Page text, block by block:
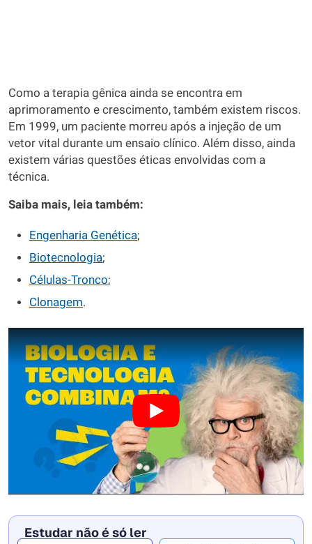
Como a terapia gênica ainda se encontra em
aprimoramento e crescimento, também existem riscos.
Em 1999, um paciente morreu após a injeção de um
vetor vital durante um ensaio clínico. Além disso, ainda
existem várias questões éticas envolvidas com a
técnica.
Saiba mais, leia também:
Engenharia Genética;
Biotecnologia;
Células-Tronco;
Clonagem.
Estudar não é só ler